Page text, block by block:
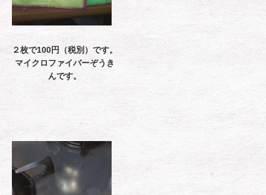
２枚で100円（税別）です。
マイクロファイバーぞうき
んです。